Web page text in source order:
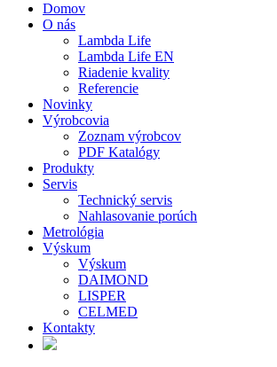
Domov
O nás
Lambda Life
Lambda Life EN
Riadenie kvality
Referencie
Novinky
Výrobcovia
Zoznam výrobcov
PDF Katalógy
Produkty
Servis
Technický servis
Nahlasovanie porúch
Metrológia
Výskum
Výskum
DAIMOND
LISPER
CELMED
Kontakty